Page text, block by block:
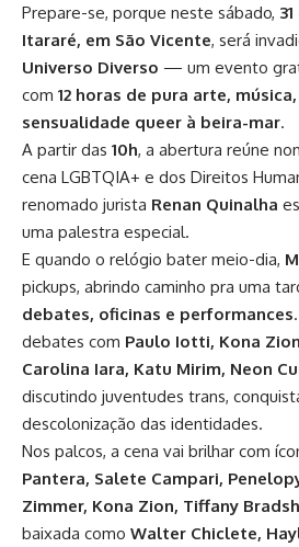
Prepare-se, porque neste sábado,
Itararé, em São Vicente, será
Universo Diverso — um evento
com 12 horas de pura arte,
sensualidade queer à beira-mar.
A partir das 10h, a abertura reúne
cena LGBTQIA+ e dos Direitos
renomado jurista Renan Quinalha
uma palestra especial.
E quando o relógio bater meio-dia,
pickups, abrindo caminho pra uma
debates, oficinas e performances
debates com Paulo Iotti, Kona
Carolina Iara, Katu Mirim, Neon
discutindo juventudes trans,
descolonização das identidades.
Nos palcos, a cena vai brilhar com
Pantera, Salete Campari,
Zimmer, Kona Zion, Tiffany
baixada como Walter Chiclete,